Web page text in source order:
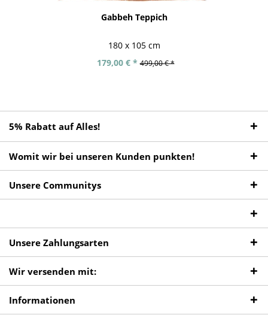
Gabbeh Teppich
180 x 105 cm
179,00 € * 499,00 € *
5% Rabatt auf Alles!
Womit wir bei unseren Kunden punkten!
Unsere Communitys
Unsere Zahlungsarten
Wir versenden mit:
Informationen